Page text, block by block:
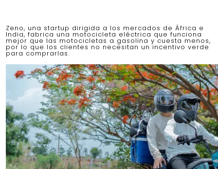
Zeno, una startup dirigida a los mercados de África e
India, fabrica una motocicleta eléctrica que funciona
mejor que las motocicletas a gasolina y cuesta menos,
por lo que los clientes no necesitan un incentivo verde
para comprarlas.